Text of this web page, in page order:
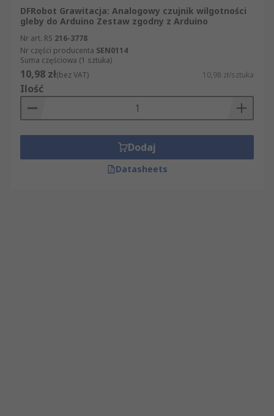
DFRobot Grawitacja: Analogowy czujnik wilgotności
gleby do Arduino Zestaw zgodny z Arduino
Nr art. RS 216-3778
Nr części producenta SEN0114
Suma częściowa (1 sztuka)
10,98 zł(bez VAT) 10,98 zł/sztuka
Ilość
Dodaj
Datasheets